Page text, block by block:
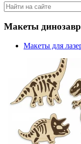
Макеты
Макеты для